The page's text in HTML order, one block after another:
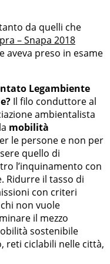
da quelli che
– Snapa 2018
aveva preso in esame
Legambiente
Il filo conduttore al
ambientalista
mobilità
le persone e non per
quello di
l’inquinamento con
Ridurre il tasso di
con criteri
non vuole
il mezzo
sostenibile
reti ciclabili nelle città,